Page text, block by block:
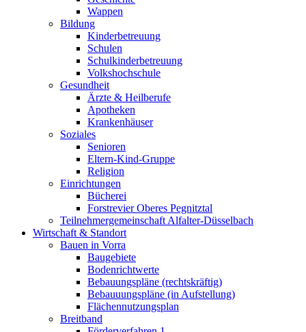
Wappen
Bildung
Kinderbetreuung
Schulen
Schulkinderbetreuung
Volkshochschule
Gesundheit
Ärzte & Heilberufe
Apotheken
Krankenhäuser
Soziales
Senioren
Eltern-Kind-Gruppe
Religion
Einrichtungen
Bücherei
Forstrevier Oberes Pegnitztal
Teilnehmergemeinschaft Alfalter-Düsselbach
Wirtschaft & Standort
Bauen in Vorra
Baugebiete
Bodenrichtwerte
Bebauungspläne (rechtskräftig)
Bebauuungspläne (in Aufstellung)
Flächennutzungsplan
Breitband